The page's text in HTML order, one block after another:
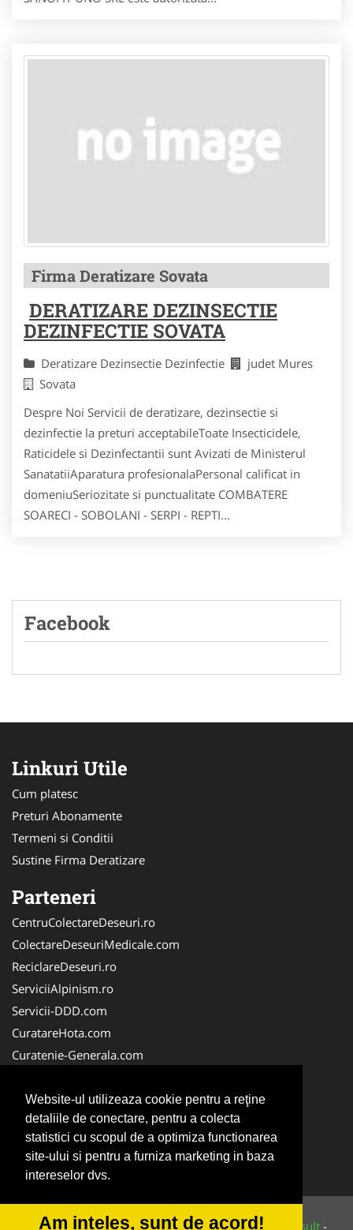
Website-ul utilizeaza cookie pentru a reţine
detaliile de conectare, pentru a colecta
statistici cu scopul de a optimiza functionarea
site-ului si pentru a furniza marketing in baza
intereselor dvs.
Am inteles, sunt de acord!
Firma Deratizare Sovata
DERATIZARE DEZINSECTIE
DEZINFECTIE SOVATA
Deratizare Dezinsectie Dezinfectie
judet Mures
Sovata
Despre Noi Servicii de deratizare, dezinsectie si
dezinfectie la preturi acceptabileToate Insecticidele,
Raticidele si Dezinfectantii sunt Avizati de Ministerul
SanatatiiAparatura profesionalaPersonal calificat in
domeniuSeriozitate si punctualitate COMBATERE
SOARECI - SOBOLANI - SERPI - REPTI...
Facebook
Linkuri Utile
Cum platesc
Preturi Abonamente
Termeni si Conditii
Sustine Firma Deratizare
Parteneri
CentruColectareDeseuri.ro
ColectareDeseuriMedicale.com
ReciclareDeseuri.ro
ServiciiAlpinism.ro
Servicii-DDD.com
CuratareHota.com
Curatenie-Generala.com
Spalatorie-Covoare.com
Spalatorie-Curatatorie.ro
Spalatorie-Curatatorie.com
Servicii-Deratizare.com
© 2014-2026 Powered byVilonMedia&Tokaido Consult -